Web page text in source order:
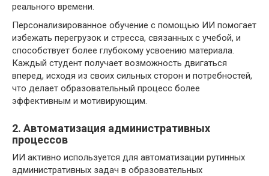
реального времени.
Персонализированное обучение с помощью ИИ помогает
избежать перегрузок и стресса, связанных с учебой, и
способствует более глубокому усвоению материала.
Каждый студент получает возможность двигаться
вперед, исходя из своих сильных сторон и потребностей,
что делает образовательный процесс более
эффективным и мотивирующим.
2. Автоматизация административных
процессов
ИИ активно используется для автоматизации рутинных
административных задач в образовательных